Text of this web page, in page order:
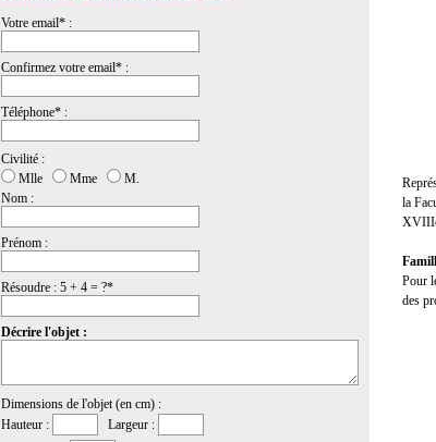
Votre email* :
Confirmez votre email* :
Téléphone* :
Civilité :
Mlle
Mme
M.
Nom :
Prénom :
Résoudre : 5 + 4 = ?*
Décrire l'objet :
Dimensions de l'objet (en cm) :
Hauteur :
Largeur :
la
Pour
des